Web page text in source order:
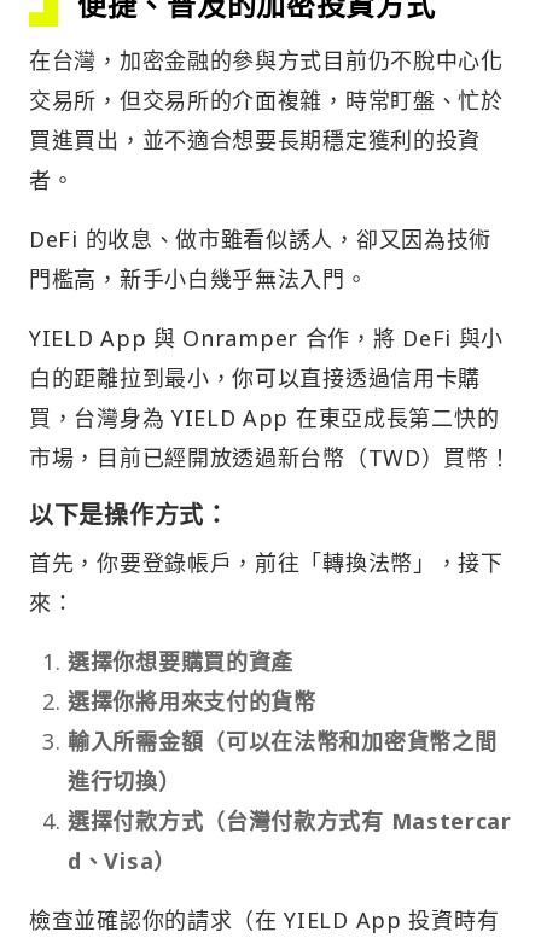
在台灣，加密金融的參與方式目前仍不脫中心化
交易所，但交易所的介面複雜，時常盯盤、忙於
買進買出，並不適合想要長期穩定獲利的投資
者。
DeFi 的收息、做市雖看似誘人，卻又因為技術
門檻高，新手小白幾乎無法入門。
YIELD App 與 Onramper 合作，將 DeFi 與小
白的距離拉到最小，你可以直接透過信用卡購
買，台灣身為 YIELD App 在東亞成長第二快的
市場，目前已經開放透過新台幣（TWD）買幣！
以下是操作方式：
首先，你要登錄帳戶，前往「轉換法幣」，接下
來：
選擇你想要購買的資產
選擇你將用來支付的貨幣
輸入所需金額（可以在法幣和加密貨幣之間
進行切換）
選擇付款方式（台灣付款方式有 Mastercar
d、Visa）
檢查並確認你的請求（在 YIELD App 投資時有